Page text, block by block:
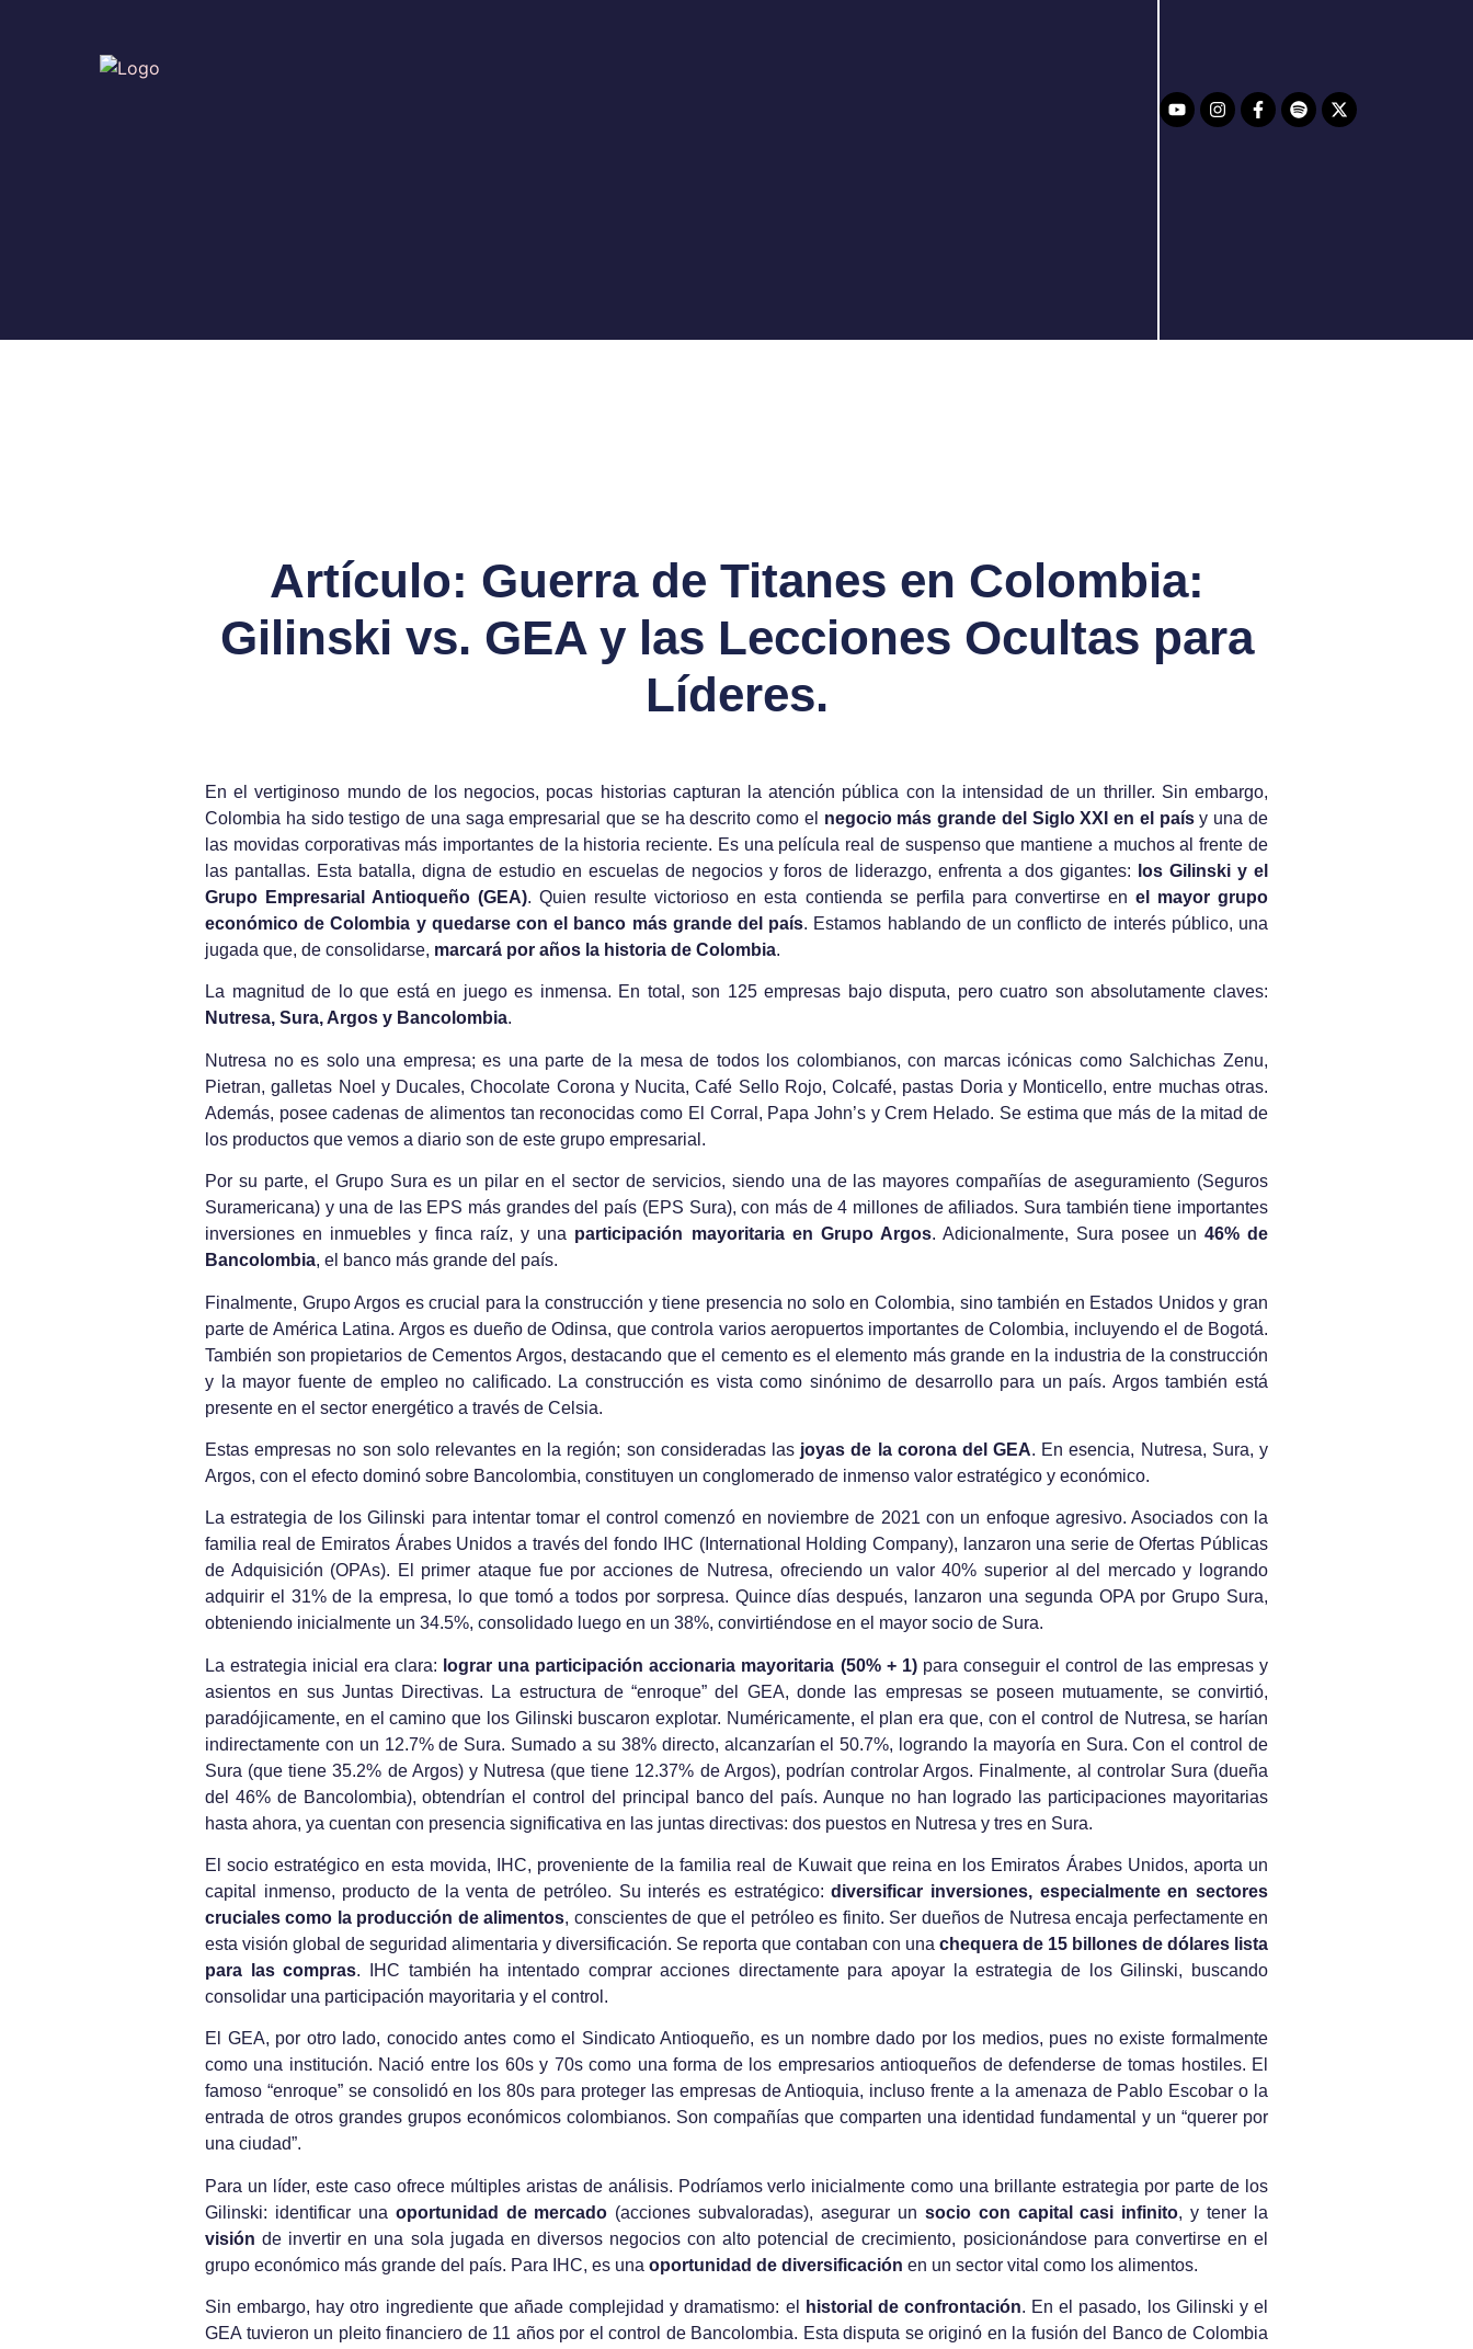
Artículo: Guerra de Titanes en Colombia:
Gilinski vs. GEA y las Lecciones Ocultas para
Líderes.
En el vertiginoso mundo de los negocios, pocas historias capturan la atención pública con la intensidad de un thriller. Sin embargo,
Colombia ha sido testigo de una saga empresarial que se ha descrito como el negocio más grande del Siglo XXI en el paísy una de
las movidas corporativas más importantes de la historia reciente. Es una película real de suspenso que mantiene a muchos al frente de
las pantallas. Esta batalla, digna de estudio en escuelas de negocios y foros de liderazgo, enfrenta a dos gigantes:
los Gilinski y el
Grupo Empresarial Antioqueño (GEA). Quien resulte victorioso en esta contienda se perfila para convertirse en el mayor grupo
económico de Colombia y quedarse con el banco más grande del país. Estamos hablando de un conflicto de interés público, una
jugada que, de consolidarse, marcará por años la historia de Colombia.
La magnitud de lo que está en juego es inmensa. En total, son 125 empresas bajo disputa, pero cuatro son absolutamente claves:
Nutresa, Sura, Argos y Bancolombia.
Nutresa no es solo una empresa; es una parte de la mesa de todos los colombianos, con marcas icónicas como Salchichas Zenu,
Pietran, galletas Noel y Ducales, Chocolate Corona y Nucita, Café Sello Rojo, Colcafé, pastas Doria y Monticello, entre muchas otras.
Además, posee cadenas de alimentos tan reconocidas como El Corral, Papa John’s y Crem Helado. Se estima que más de la mitad de
los productos que vemos a diario son de este grupo empresarial.
Por su parte, el Grupo Sura es un pilar en el sector de servicios, siendo una de las mayores compañías de aseguramiento (Seguros
Suramericana) y una de las EPS más grandes del país (EPS Sura), con más de 4 millones de afiliados. Sura también tiene importantes
inversiones en inmuebles y finca raíz, y una participación mayoritaria en Grupo Argos. Adicionalmente, Sura posee un 46% de
Bancolombia, el banco más grande del país.
Finalmente, Grupo Argos es crucial para la construcción y tiene presencia no solo en Colombia, sino también en Estados Unidos y gran
parte de América Latina. Argos es dueño de Odinsa, que controla varios aeropuertos importantes de Colombia, incluyendo el de Bogotá.
También son propietarios de Cementos Argos, destacando que el cemento es el elemento más grande en la industria de la construcción
y la mayor fuente de empleo no calificado. La construcción es vista como sinónimo de desarrollo para un país. Argos también está
presente en el sector energético a través de Celsia.
Estas empresas no son solo relevantes en la región; son consideradas las joyas de la corona del GEA. En esencia, Nutresa, Sura, y
Argos, con el efecto dominó sobre Bancolombia, constituyen un conglomerado de inmenso valor estratégico y económico.
La estrategia de los Gilinski para intentar tomar el control comenzó en noviembre de 2021 con un enfoque agresivo. Asociados con la
familia real de Emiratos Árabes Unidos a través del fondo IHC (International Holding Company), lanzaron una serie de Ofertas Públicas
de Adquisición (OPAs). El primer ataque fue por acciones de Nutresa, ofreciendo un valor 40% superior al del mercado y logrando
adquirir el 31% de la empresa, lo que tomó a todos por sorpresa. Quince días después, lanzaron una segunda OPA por Grupo Sura,
obteniendo inicialmente un 34.5%, consolidado luego en un 38%, convirtiéndose en el mayor socio de Sura.
La estrategia inicial era clara: lograr una participación accionaria mayoritaria (50% + 1)para conseguir el control de las empresas y
asientos en sus Juntas Directivas. La estructura de “enroque” del GEA, donde las empresas se poseen mutuamente, se convirtió,
paradójicamente, en el camino que los Gilinski buscaron explotar. Numéricamente, el plan era que, con el control de Nutresa, se harían
indirectamente con un 12.7% de Sura. Sumado a su 38% directo, alcanzarían el 50.7%, logrando la mayoría en Sura. Con el control de
Sura (que tiene 35.2% de Argos) y Nutresa (que tiene 12.37% de Argos), podrían controlar Argos. Finalmente, al controlar Sura (dueña
del 46% de Bancolombia), obtendrían el control del principal banco del país. Aunque no han logrado las participaciones mayoritarias
hasta ahora, ya cuentan con presencia significativa en las juntas directivas: dos puestos en Nutresa y tres en Sura.
El socio estratégico en esta movida, IHC, proveniente de la familia real de Kuwait que reina en los Emiratos Árabes Unidos, aporta un
capital inmenso, producto de la venta de petróleo. Su interés es estratégico:diversificar inversiones, especialmente en sectores
cruciales como la producción de alimentos, conscientes de que el petróleo es finito. Ser dueños de Nutresa encaja perfectamente en
esta visión global de seguridad alimentaria y diversificación. Se reporta que contaban con una chequera de 15 billones de dólares lista
para las compras. IHC también ha intentado comprar acciones directamente para apoyar la estrategia de los Gilinski, buscando
consolidar una participación mayoritaria y el control.
El GEA, por otro lado, conocido antes como el Sindicato Antioqueño, es un nombre dado por los medios, pues no existe formalmente
como una institución. Nació entre los 60s y 70s como una forma de los empresarios antioqueños de defenderse de tomas hostiles. El
famoso “enroque” se consolidó en los 80s para proteger las empresas de Antioquia, incluso frente a la amenaza de Pablo Escobar o la
entrada de otros grandes grupos económicos colombianos. Son compañías que comparten una identidad fundamental y un “querer por
una ciudad”.
Para un líder, este caso ofrece múltiples aristas de análisis. Podríamos verlo inicialmente como una brillante estrategia por parte de los
Gilinski: identificar una oportunidad de mercado (acciones subvaloradas), asegurar un socio con capital casi infinito, y tener la
visión de invertir en una sola jugada en diversos negocios con alto potencial de crecimiento, posicionándose para convertirse en el
grupo económico más grande del país. Para IHC, es una oportunidad de diversificación en un sector vital como los alimentos.
Sin embargo, hay otro ingrediente que añade complejidad y dramatismo: el historial de confrontación. En el pasado, los Gilinski y el
GEA tuvieron un pleito financiero de 11 años por el control de Bancolombia. Esta disputa se originó en la fusión del Banco de Colombia